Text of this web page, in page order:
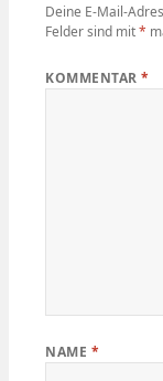
Deine E-Mail-
Felder sind mit*
KOMMENTAR*
NAME *